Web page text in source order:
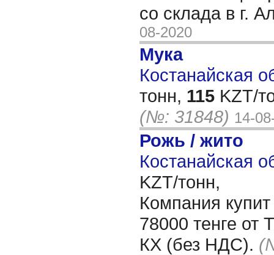
со склада в г.
08-2020
Мука
Костанайская
тонн, 115 KZT/
(№: 31848) 14-
Рожь / жито
Костанайская
KZT/тонн,
Компания
78000 тенге от
КХ (без НДС).